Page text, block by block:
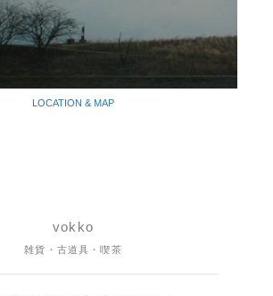
LOCATION & MAP
vokko
雑貨・古道具・喫茶